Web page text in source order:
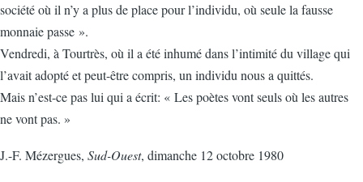
société où il n’y a plus de place pour l’individu, où seule la fausse
monnaie passe ».
Vendredi, à Tourtrès, où il a été inhumé dans l’intimité du village qui
l’avait adopté et peut-être compris, un individu nous a quittés.
Mais n’est-ce pas lui qui a écrit: « Les poètes vont seuls où les autres
ne vont pas. »
J.-F. Mézergues, Sud-Ouest, dimanche 12 octobre 1980